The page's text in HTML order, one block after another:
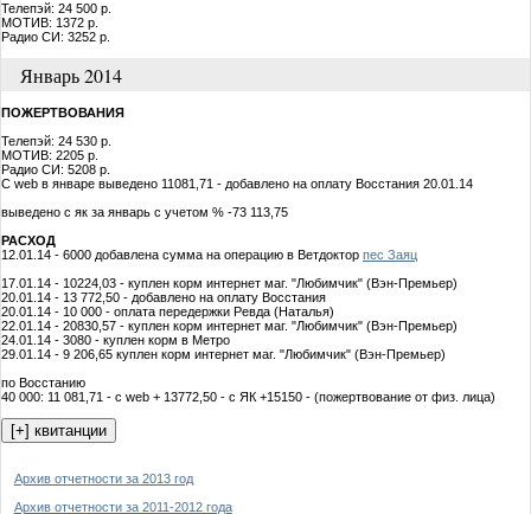
Телепэй: 24 500 р.
МОТИВ: 1372 р.
Радио СИ: 3252 р.
Январь 2014
ПОЖЕРТВОВАНИЯ
Телепэй: 24 530 р.
МОТИВ: 2205 р.
Радио СИ: 5208 р.
С web в январе выведено 11081,71 - добавлено на оплату Восстания 20.01.14
выведено с як за январь с учетом % -73 113,75
РАСХОД
12.01.14 - 6000 добавлена сумма на операцию в Ветдоктор пес Заяц
17.01.14 - 10224,03 - куплен корм интернет маг. "Любимчик" (Вэн-Премьер)
20.01.14 - 13 772,50 - добавлено на оплату Восстания
20.01.14 - 10 000 - оплата передержки Ревда (Наталья)
22.01.14 - 20830,57 - куплен корм интернет маг. "Любимчик" (Вэн-Премьер)
24.01.14 - 3080 - куплен корм в Метро
29.01.14 - 9 206,65 куплен корм интернет маг. "Любимчик" (Вэн-Премьер)
по Восстанию
40 000: 11 081,71 - с web + 13772,50 - с ЯК +15150 - (пожертвование от физ. лица)
Архив отчетности за 2013 год
Архив отчетности за 2011-2012 года